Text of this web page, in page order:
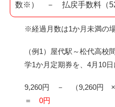
数※） － 払戻手数料（
※経過月数は1か月未満の
（例1）屋代駅～松代高校
学1か月定期券を、4月10
9,260円 － （9,260
＝ 0円